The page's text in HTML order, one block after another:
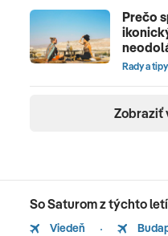
Prečo
Rady a tipy
Zobraziť
So Saturom z týchto
Viedeň